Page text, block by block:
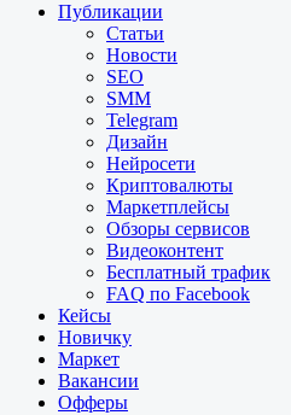
Публикации
Статьи
Новости
SEO
SMM
Telegram
Дизайн
Нейросети
Криптовалюты
Маркетплейсы
Обзоры сервисов
Видеоконтент
Бесплатный трафик
FAQ по Facebook
Кейсы
Новичку
Маркет
Вакансии
Офферы